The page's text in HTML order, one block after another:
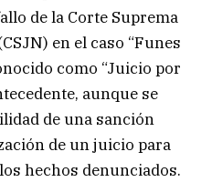
de la Corte Suprema
en el caso “Funes
como “Juicio por
aunque se
de una sanción
de un juicio para
hechos denunciados.